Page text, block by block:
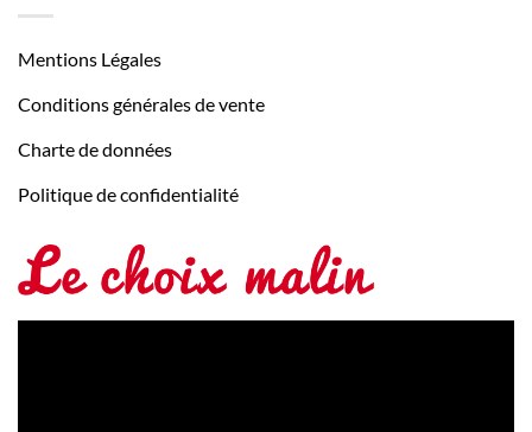
Mentions Légales
Conditions générales de vente
Charte de données
Politique de confidentialité